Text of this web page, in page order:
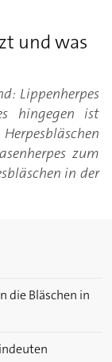
und was
Lippenherpes
hingegen ist
zum
in der
die Bläschen in